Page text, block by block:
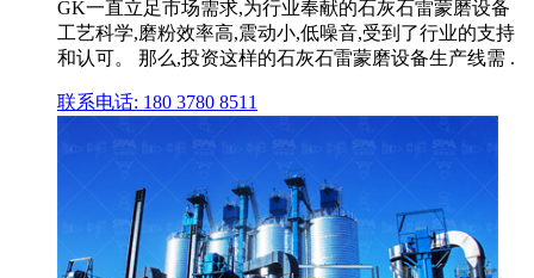
GK一直立足市场需求,为行业奉献的石灰石雷蒙磨设备
工艺科学,磨粉效率高,震动小,低噪音,受到了行业的支持
和认可。 那么,投资这样的石灰石雷蒙磨设备生产线需 .
联系电话: 180 3780 8511